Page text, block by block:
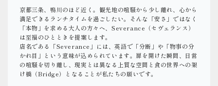
京都三条、鴨川のほど近く。観光地の喧騒から少し離れ、心から
満足できるランチタイムを過ごしたい。そんな「安さ」ではなく
「本物」を求める大人の方々へ、Severance（セヴェランス）
は至福のひとときを提案します。
店名である「Severance」には、英語で「分断」や「物事の分
かれ目」という意味が込められています。扉を開けた瞬間、日常
の喧騒を切り離し、現実とは異なる上質な空間と食の世界への架
け橋（Bridge）となることが私たちの願いです。